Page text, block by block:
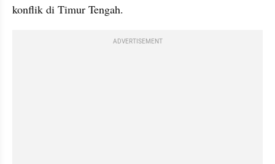
konflik di Timur Tengah.
ADVERTISEMENT